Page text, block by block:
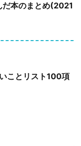
だ本のまとめ(2021
ことリスト100項